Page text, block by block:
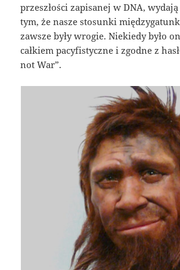
przeszłości zapisanej w DNA,
tym, że nasze stosunki
zawsze były wrogie. Niekiedy było
całkiem pacyfistyczne i zgodne z
not War”.